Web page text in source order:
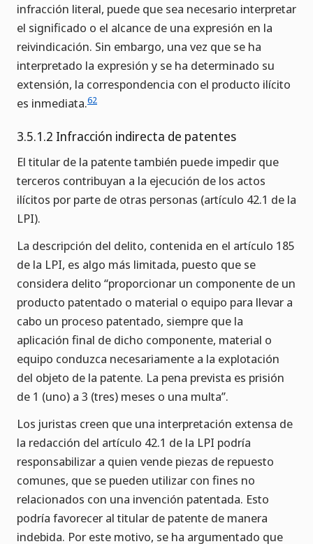
infracción literal, puede que sea necesario interpretar
el significado o el alcance de una expresión en la
reivindicación. Sin embargo, una vez que se ha
interpretado la expresión y se ha determinado su
extensión, la correspondencia con el producto ilícito
es inmediata.62
3.5.1.2 Infracción indirecta de patentes
El titular de la patente también puede impedir que
terceros contribuyan a la ejecución de los actos
ilícitos por parte de otras personas (artículo 42.1 de la
LPI).
La descripción del delito, contenida en el artículo 185
de la LPI, es algo más limitada, puesto que se
considera delito “proporcionar un componente de un
producto patentado o material o equipo para llevar a
cabo un proceso patentado, siempre que la
aplicación final de dicho componente, material o
equipo conduzca necesariamente a la explotación
del objeto de la patente. La pena prevista es prisión
de 1 (uno) a 3 (tres) meses o una multa”.
Los juristas creen que una interpretación extensa de
la redacción del artículo 42.1 de la LPI podría
responsabilizar a quien vende piezas de repuesto
comunes, que se pueden utilizar con fines no
relacionados con una invención patentada. Esto
podría favorecer al titular de patente de manera
indebida. Por este motivo, se ha argumentado que